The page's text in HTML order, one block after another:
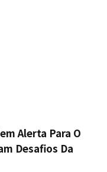
Alerta Para O
Desafios Da